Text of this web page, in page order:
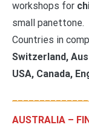
workshops for
small panettone.
Countries in
Switzerland,
USA, Canada,
AUSTRALIA –